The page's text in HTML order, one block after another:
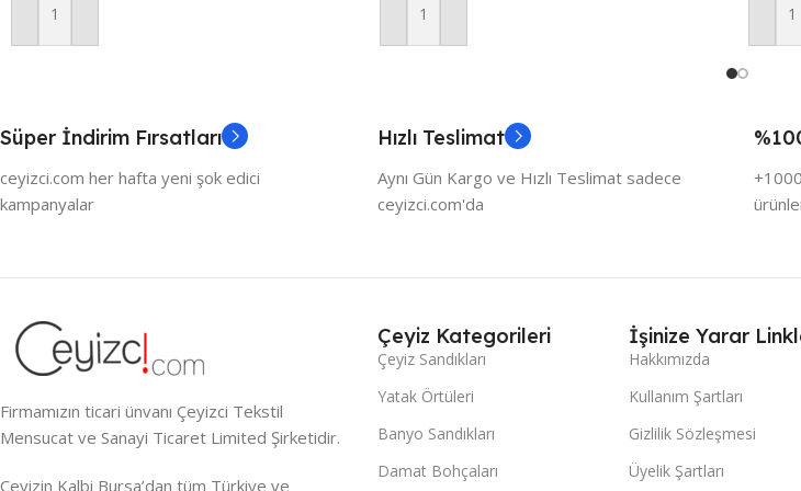
Sepete Ekle Sepete Ekle
Süper İndirim Fırsatları
ceyizci.com her hafta yeni şok edici
kampanyalar
Hızlı Teslimat
Aynı Gün Kargo ve Hızlı Teslimat sadece
ceyizci.com'da
Firmamızın ticari ünvanı Çeyizci Tekstil
Mensucat ve Sanayi Ticaret Limited Şirketidir.
Çeyizin Kalbi Bursa’dan tüm Türkiye ve
Çeyiz Kategorileri
Çeyiz Sandıkları
Yatak Örtüleri
Banyo Sandıkları
Damat Bohçaları
İşinize Yarar
Hakkımızda
Kullanım Şartları
Gizlilik Sözleşmesi
Üyelik Şartları